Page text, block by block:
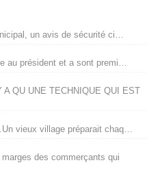
un avis de sécurité ci…
au président et a sont premi…
A QU UNE TECHNIQUE QUI EST
vieux village préparait chaq…
des commerçants qui